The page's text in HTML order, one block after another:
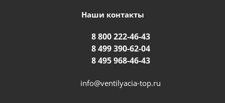
Наши контакты
8 800 222-46-43
8 499 390-62-04
8 495 968-46-43
info@ventilyacia-top.ru